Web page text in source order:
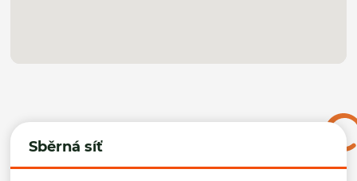
Sběrná síť